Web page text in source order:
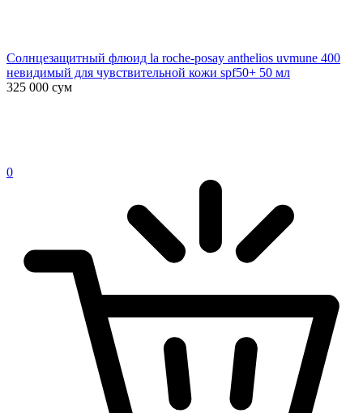
Солнцезащитный флюид la roche-posay anthelios uvmune 400
невидимый для чувствительной кожи spf50+ 50 мл
325 000 сум
0